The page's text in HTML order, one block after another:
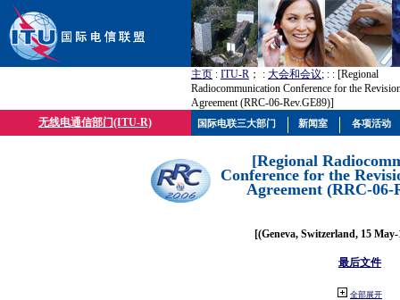
主页 : ITU-R ； : 大会和会议; : : [Regional
Radiocommunication Conference for the
Agreement (RRC-06-Rev.GE89)]
无线电通信部门(ITU-R)
[Regional
Conference for the
Agreement (RRC-06-
[(Geneva, Switzerland, 15
最后文件
全部展开
国际电联三大部门 新闻室 各项活动